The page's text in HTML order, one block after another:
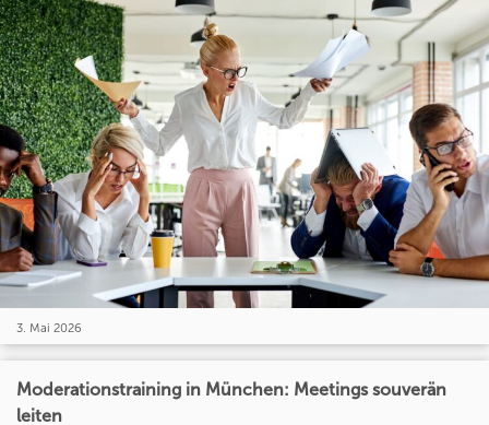
3. Mai 2026
Moderationstraining in München: Meetings souverän
leiten